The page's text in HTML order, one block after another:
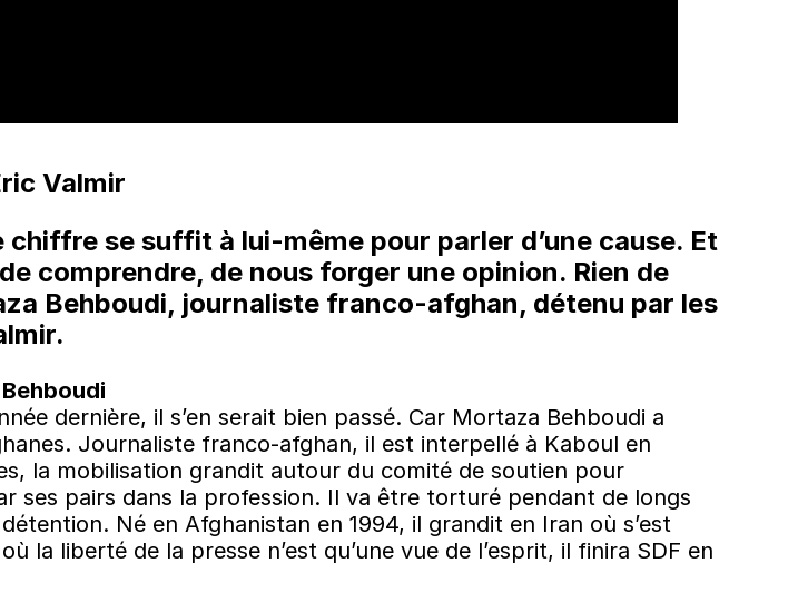
Valmir
se suffit à lui-même pour parler d’une cause. Et
comprendre, de nous forger une opinion. Rien de
Behboudi, journaliste franco-afghan, détenu par les
dernière, il s’en serait bien passé. Car Mortaza Behboudi a
Journaliste franco-afghan, il est interpellé à Kaboul en
la mobilisation grandit autour du comité de soutien pour
ses pairs dans la profession. Il va être torturé pendant de longs
Né en Afghanistan en 1994, il grandit en Iran où s’est
la liberté de la presse n’est qu’une vue de l’esprit, il finira SDF en